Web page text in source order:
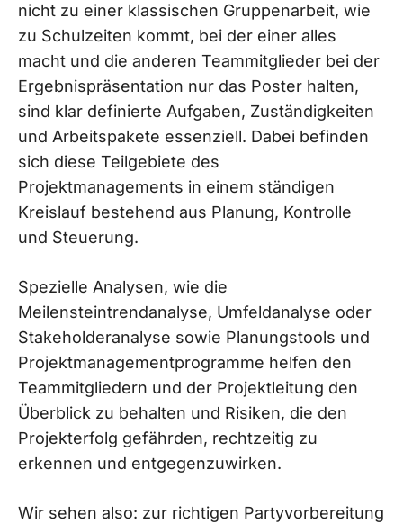
nicht zu einer klassischen Gruppenarbeit, wie
zu Schulzeiten kommt, bei der einer alles
macht und die anderen Teammitglieder bei der
Ergebnispräsentation nur das Poster halten,
sind klar definierte Aufgaben, Zuständigkeiten
und Arbeitspakete essenziell. Dabei befinden
sich diese Teilgebiete des
Projektmanagements in einem ständigen
Kreislauf bestehend aus Planung, Kontrolle
und Steuerung.
Spezielle Analysen, wie die
Meilensteintrendanalyse, Umfeldanalyse oder
Stakeholderanalyse sowie Planungstools und
Projektmanagementprogramme helfen den
Teammitgliedern und der Projektleitung den
Überblick zu behalten und Risiken, die den
Projekterfolg gefährden, rechtzeitig zu
erkennen und entgegenzuwirken.
Wir sehen also: zur richtigen Partyvorbereitung